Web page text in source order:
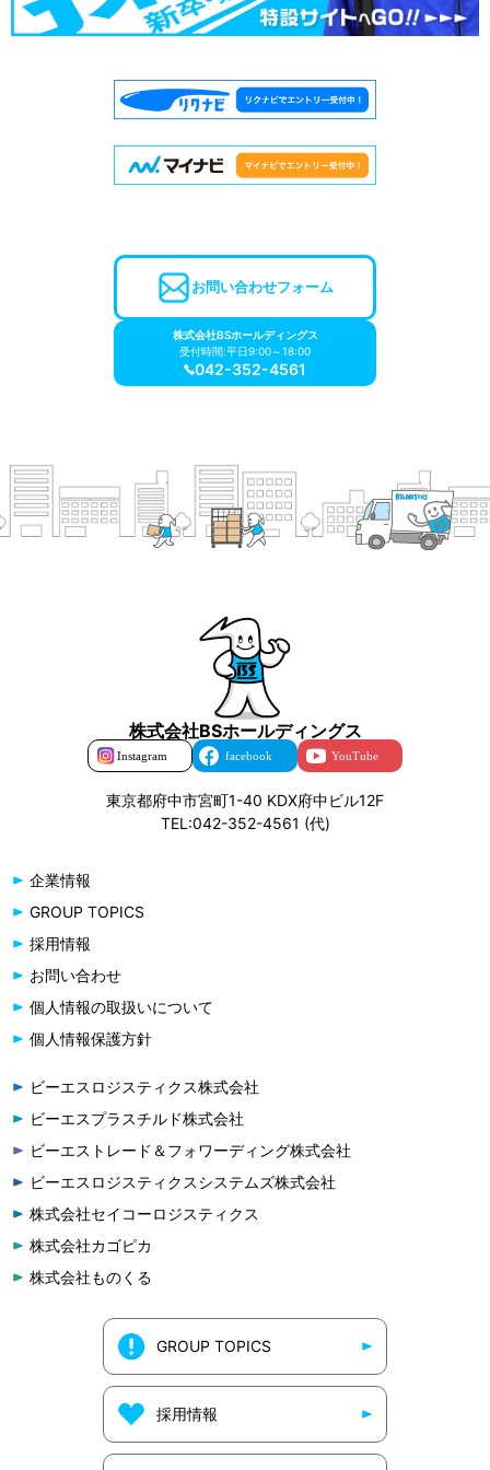
お問い合わせフォーム
株式会社BSホールディングス
受付時間:平日9:00～18:00
042-352-4561
株式会社BSホールディングス
東京都府中市宮町1-40 KDX府中ビル12F
TEL:042-352-4561 (代)
企業情報
GROUP TOPICS
採用情報
お問い合わせ
個人情報の取扱いについて
個人情報保護方針
ビーエスロジスティクス株式会社
ビーエスプラスチルド株式会社
ビーエストレード＆フォワーディング株式会社
ビーエスロジスティクスシステムズ株式会社
株式会社セイコーロジスティクス
株式会社カゴピカ
株式会社ものくる
GROUP TOPICS
採用情報